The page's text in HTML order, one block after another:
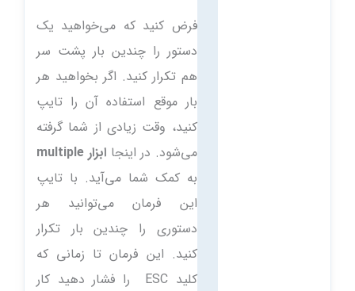
فرض کنید که می‌خواهید یک
دستور را چندین بار پشت سر
هم تکرار کنید. اگر بخواهید هر
بار موقع استفاده آن را تایپ
کنید، وقت زیادی از شما گرفته
می‌شود. در اینجا ابزار multiple
به کمک شما می‌آید. با تایپ
این فرمان می‌توانید هر
دستوری را چندین بار تکرار
کنید. این فرمان تا زمانی که
کلید ESC را فشار دهید کار